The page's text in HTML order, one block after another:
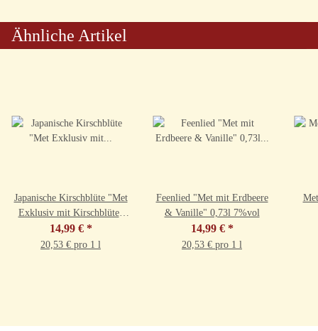
Ähnliche Artikel
Japanische Kirschblüte "Met
Exklusiv mit Kirschblüte"
0,73l 9,5%vol
14,99 € *
20,53 € pro 1 l
Feenlied "Met mit Erdbeere
& Vanille" 0,73l 7%vol
14,99 € *
20,53 € pro 1 l